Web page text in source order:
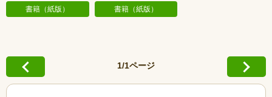
書籍（紙版） 書籍（紙版）
1/1ページ